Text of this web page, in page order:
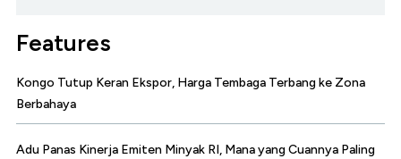
Features
Kongo Tutup Keran Ekspor, Harga Tembaga Terbang ke Zona
Berbahaya
Adu Panas Kinerja Emiten Minyak RI, Mana yang Cuannya Paling